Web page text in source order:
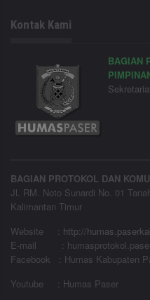
Kontak Kami
BAGIAN
BAGIAN PROTOKOL DAN
Jl. RM. Noto Sunardi No. 01
Kalimantan Timur
Website
: http://
E-mail :
Facebook : Humas Kabupaten
Youtube : Humas Paser